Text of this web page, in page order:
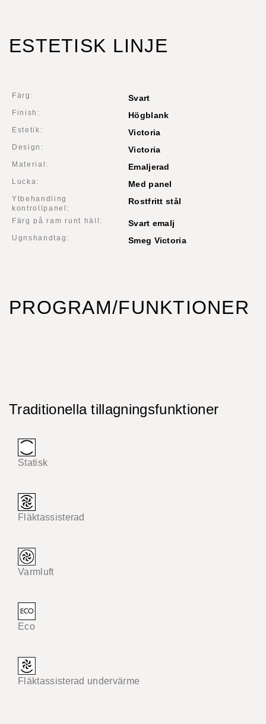
ESTETISK LINJE
Färg: Svart
Finish: Högblank
Estetik: Victoria
Design: Victoria
Material: Emaljerad
Lucka: Med panel
Ytbehandling
kontrollpanel:
Rostfritt stål
Färg på ram runt häll: Svart emalj
Ugnshandtag: Smeg Victoria
PROGRAM/FUNKTIONER
Traditionella tillagningsfunktioner
Statisk
Fläktassisterad
Varmluft
Eco
Fläktassisterad undervärme